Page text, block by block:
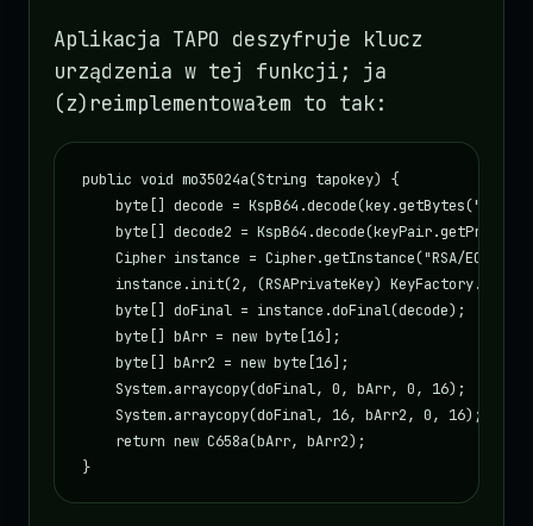
Aplikacja TAPO deszyfruje klucz
urządzenia w tej funkcji; ja
(z)reimplementowałem to tak:
public void mo35024a(String tapokey) {
byte[] decode = KspB64.decode(key.getBytes("UTF-
byte[] decode2 =
Cipher instance = Cipher.getInstance("RSA/ECB/
instance.init(2, (RSAPrivateKey)
    byte[] doFinal = instance.doFinal(decode);
    byte[] bArr = new byte[16];
    byte[] bArr2 = new byte[16];
    System.arraycopy(doFinal, 0, bArr, 0, 16);
    System.arraycopy(doFinal, 16, bArr2, 0, 16);
    return new C658a(bArr, bArr2);
}